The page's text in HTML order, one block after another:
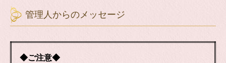
管理人からのメッセージ
◆ご注意◆